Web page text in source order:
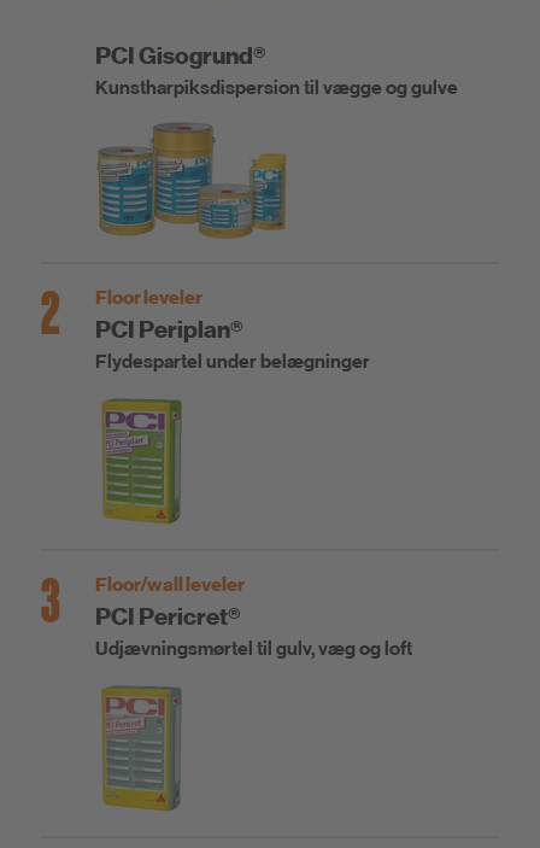
PCI Gisogrund®
Kunstharpiksdispersion til vægge og gulve
2 Floor leveler
PCI Periplan®
Flydespartel under belægninger
3 Floor/wall leveler
PCI Pericret®
Udjævningsmørtel til gulv, væg og loft